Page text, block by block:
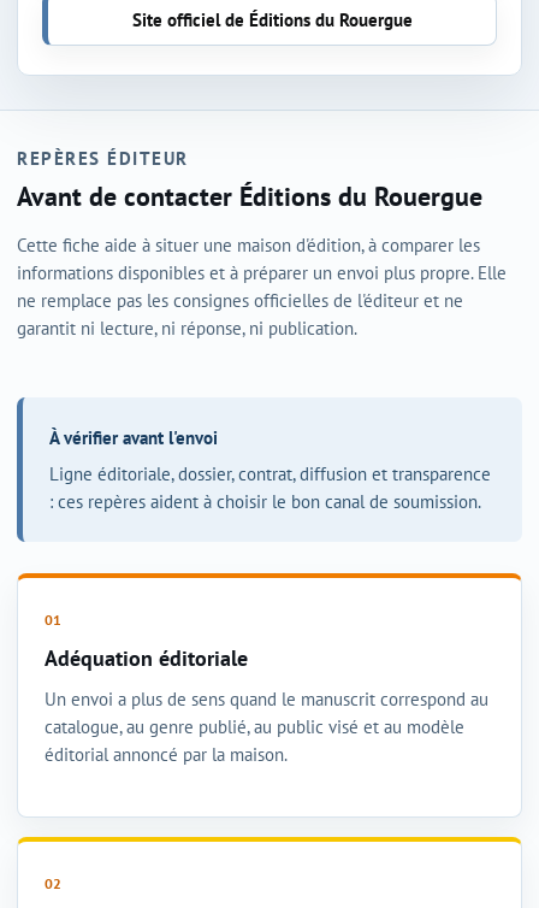
Site officiel de Éditions du Rouergue
REPÈRES ÉDITEUR
Avant de contacter Éditions du Rouergue
Cette fiche aide à situer une maison d'édition, à comparer les
informations disponibles et à préparer un envoi plus propre. Elle
ne remplace pas les consignes officielles de l'éditeur et ne
garantit ni lecture, ni réponse, ni publication.
À vérifier avant l'envoi
Ligne éditoriale, dossier, contrat, diffusion et transparence
: ces repères aident à choisir le bon canal de soumission.
Adéquation éditoriale
Un envoi a plus de sens quand le manuscrit correspond au
catalogue, au genre publié, au public visé et au modèle
éditorial annoncé par la maison.